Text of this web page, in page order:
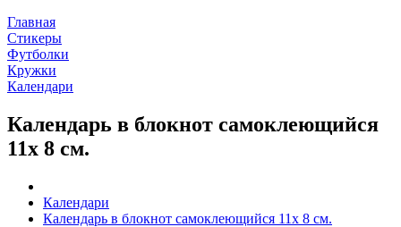
Главная
Стикеры
Футболки
Кружки
Календари
Календарь в блокнот самоклеющийся
11х 8 см.
Календари
Календарь в блокнот самоклеющийся 11х 8 см.